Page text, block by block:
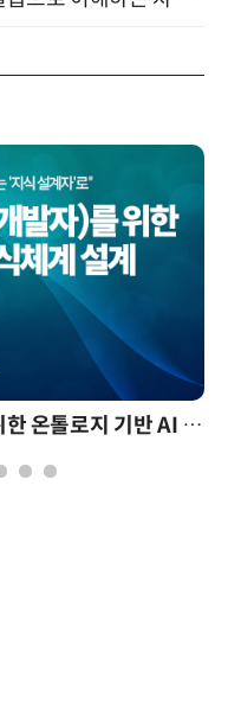
모든 업무 담당자(비개발자)를 위한 온톨로지 기반 AI 지식체계 설계 1-day 워크숍